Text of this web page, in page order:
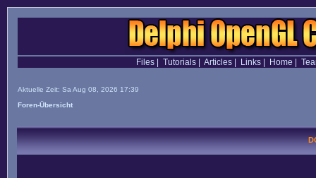
Files| Tutorials| Articles| Links| Home
Aktuelle Zeit: Sa Aug 08, 2026 17:39
Foren-Übersicht